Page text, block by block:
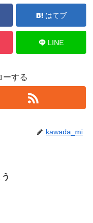
はてブ
LINE
ーする
kawada_mi